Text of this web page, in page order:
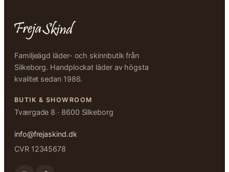
Familjeägd läder- och skinnbutik från
Silkeborg. Handplockat läder av högsta
kvalitet sedan 1986.
BUTIK & SHOWROOM
Tværgade 8 · 8600 Silkeborg
info@frejaskind.dk
CVR 12345678